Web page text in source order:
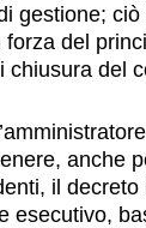
gestione;
del
chiusura del
anche
il decreto
esecutivo,